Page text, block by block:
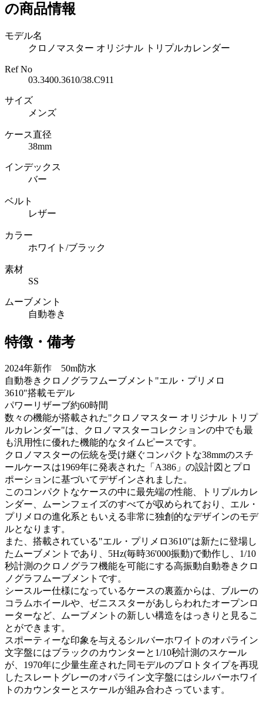
の商品情報
モデル名
クロノマスター オリジナル トリプルカレンダー
Ref No
03.3400.3610/38.C911
サイズ
メンズ
ケース直径
38mm
インデックス
バー
ベルト
レザー
カラー
ホワイト/ブラック
素材
SS
ムーブメント
自動巻き
特徴・備考
2024年新作 50m防水
自動巻きクロノグラフムーブメント"エル・プリメロ
3610"搭載モデル
パワーリザーブ約60時間
数々の機能が搭載された"クロノマスター オリジナル トリプ
ルカレンダー"は、クロノマスターコレクションの中でも最
も汎用性に優れた機能的なタイムピースです。
クロノマスターの伝統を受け継ぐコンパクトな38mmのスチ
ールケースは1969年に発表された「A386」の設計図とプロ
ポーションに基づいてデザインされました。
このコンパクトなケースの中に最先端の性能、トリプルカレ
ンダー、ムーンフェイズのすべてが収められており、エル・
プリメロの進化系ともいえる非常に独創的なデザインのモデ
ルとなります。
また、搭載されている"エル・プリメロ3610"は新たに登場し
たムーブメントであり、5Hz(毎時36'000振動)で動作し、1/10
秒計測のクロノグラフ機能を可能にする高振動自動巻きクロ
ノグラフムーブメントです。
シースルー仕様になっているケースの裏蓋からは、ブルーの
コラムホイールや、ゼニススターがあしらわれたオープンロ
ーターなど、ムーブメントの新しい構造をはっきりと見るこ
とができます。
スポーティーな印象を与えるシルバーホワイトのオパライン
文字盤にはブラックのカウンターと1/10秒計測のスケール
が、1970年に少量生産された同モデルのプロトタイプを再現
したスレートグレーのオパライン文字盤にはシルバーホワイ
トのカウンターとスケールが組み合わさっています。